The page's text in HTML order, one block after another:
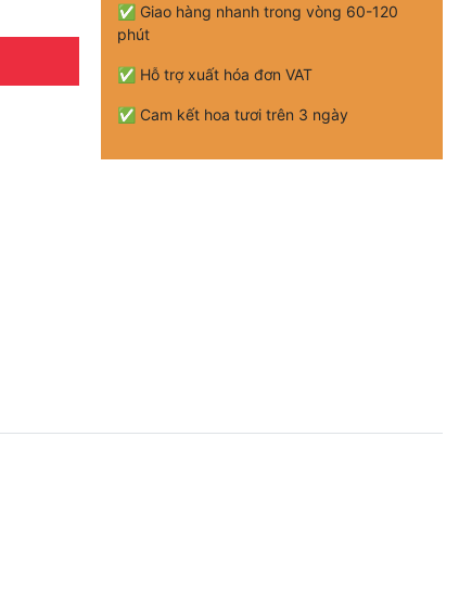
✅ Giao hàng nhanh trong vòng 60-120
phút
✅ Hỗ trợ xuất hóa đơn VAT
✅ Cam kết hoa tươi trên 3 ngày